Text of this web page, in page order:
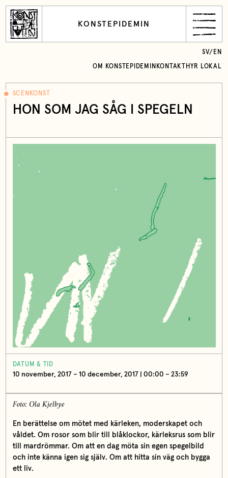
KONSTEPIDEMIN
OM KONSTEPIDEMIN KONTAKT HYR LOKAL
SV/ EN
SCENKONST
HON SOM JAG SÅG I SPEGELN
DATUM & TID
10 november, 2017 – 10 december, 2017 | 00:00 – 23:59
Foto: Ola Kjelbye
En berättelse om mötet med kärleken, moderskapet och
våldet. Om rosor som blir till blåklockor, kärleksrus som blir
till mardrömmar. Om att en dag möta sin egen spegelbild
och inte känna igen sig själv. Om att hitta sin väg och bygga
ett liv.